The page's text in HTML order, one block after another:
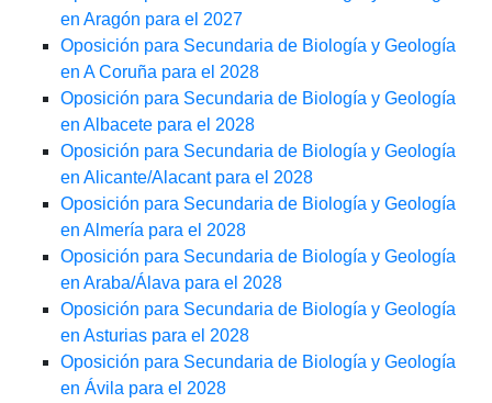
en Aragón para el 2027
Oposición para Secundaria de Biología y Geología
en A Coruña para el 2028
Oposición para Secundaria de Biología y Geología
en Albacete para el 2028
Oposición para Secundaria de Biología y Geología
en Alicante/Alacant para el 2028
Oposición para Secundaria de Biología y Geología
en Almería para el 2028
Oposición para Secundaria de Biología y Geología
en Araba/Álava para el 2028
Oposición para Secundaria de Biología y Geología
en Asturias para el 2028
Oposición para Secundaria de Biología y Geología
en Ávila para el 2028